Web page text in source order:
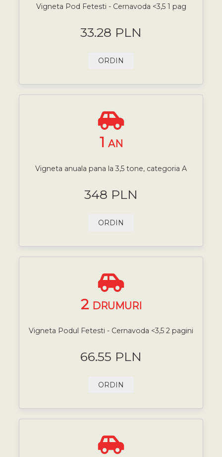
Vigneta Pod Fetesti - Cernavoda <3,5 1 pag
33.28 PLN
ORDIN
1 AN
Vigneta anuala pana la 3,5 tone, categoria A
348 PLN
ORDIN
2 DRUMURI
Vigneta Podul Fetesti - Cernavoda <3,5 2 pagini
66.55 PLN
ORDIN